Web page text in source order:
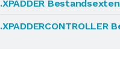
.XPADDER